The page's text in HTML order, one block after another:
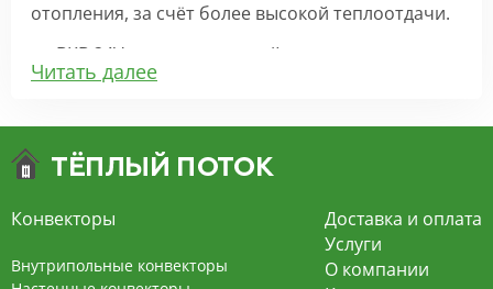
отопления, за счёт более высокой теплоотдачи.
ВКВ 24V – внутрипольный конвектор
отопления с вентилятором на 24В подходит для
экономит электроэнергию и бесшумно работает.
конвекцией на 220В. За счет тангенциального
вентилятора создает принудительную
Читать далее
Конвекторы
Внутрипольные конвекторы
Доставка и оплата
Услуги
О компании